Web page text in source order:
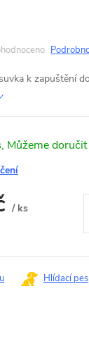
k zapuštění
/ ks
Hlídací pes